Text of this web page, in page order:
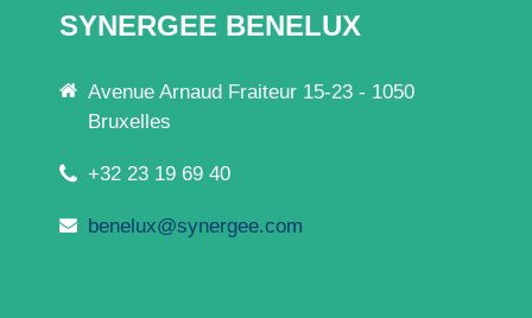
SYNERGEE BENELUX
Avenue Arnaud Fraiteur 15-23 - 1050
Bruxelles
+32 23 19 69 40
benelux@synergee.com